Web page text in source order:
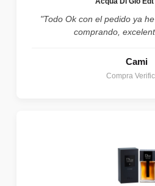
"Todo Ok con el pedido ya
comprando,
Cami
Compra